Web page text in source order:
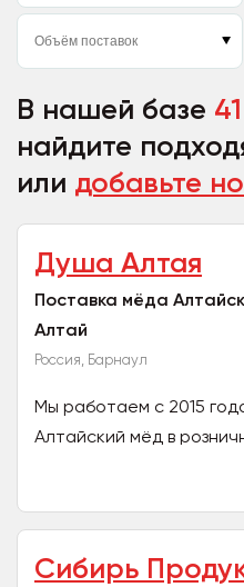
В нашей базе
найдите
или добавьте
Душа Алтая
Поставка мёда
Алтай
Россия, Барнаул
Мы работаем с 2015
Алтайский мёд в
Сибирь